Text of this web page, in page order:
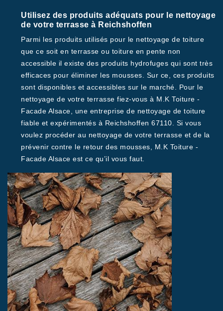
Utilisez des produits adéquats pour le nettoyage
de votre terrasse à Reichshoffen
Parmi les produits utilisés pour le nettoyage de toiture
que ce soit en terrasse ou toiture en pente non
accessible il existe des produits hydrofuges qui sont très
efficaces pour éliminer les mousses. Sur ce, ces produits
sont disponibles et accessibles sur le marché. Pour le
nettoyage de votre terrasse fiez-vous à M.K Toiture -
Facade Alsace, une entreprise de nettoyage de toiture
fiable et expérimentés à Reichshoffen 67110. Si vous
voulez procéder au nettoyage de votre terrasse et de la
prévenir contre le retour des mousses, M.K Toiture -
Facade Alsace est ce qu’il vous faut.